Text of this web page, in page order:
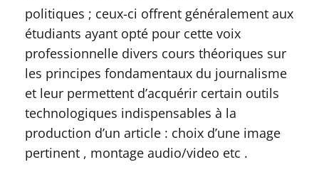
politiques ; ceux-ci offrent généralement aux
étudiants ayant opté pour cette voix
professionnelle divers cours théoriques sur
les principes fondamentaux du journalisme
et leur permettent d’acquérir certain outils
technologiques indispensables à la
production d’un article : choix d’une image
pertinent , montage audio/video etc .